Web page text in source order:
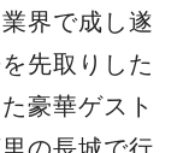
界で成し遂
先取りした
豪華ゲスト